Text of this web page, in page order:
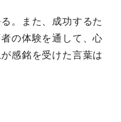
。また、成功するた
の体験を通して、心
感銘を受けた言葉は